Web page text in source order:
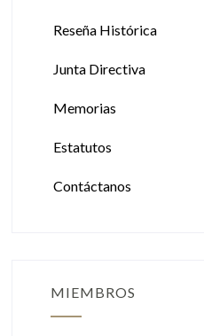
Reseña Histórica
Junta Directiva
Memorias
Estatutos
Contáctanos
MIEMBROS